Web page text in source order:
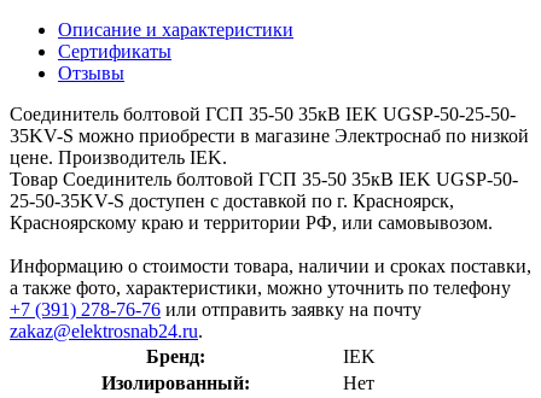
Описание и характеристики
Сертификаты
Отзывы
Соединитель болтовой ГСП 35-50 35кВ IEK UGSP-50-25-50-
35KV-S можно приобрести в магазине Электроснаб по низкой
цене. Производитель IEK.
Товар Соединитель болтовой ГСП 35-50 35кВ IEK UGSP-50-
25-50-35KV-S доступен с доставкой по г. Красноярск,
Красноярскому краю и территории РФ, или самовывозом.
Информацию о стоимости товара, наличии и сроках поставки,
а также фото, характеристики, можно уточнить по телефону
+7 (391) 278-76-76 или отправить заявку на почту
zakaz@elektrosnab24.ru.
Бренд:
IEK
Изолированный:
Нет